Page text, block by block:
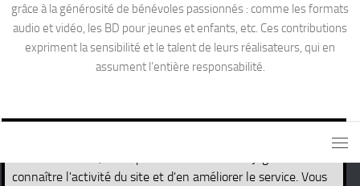
grâce à la générosité de bénévoles passionnés : comme les formats
audio et vidéo, les BD pour jeunes et enfants, etc. Ces contributions
expriment la sensibilité et le talent de leurs réalisateurs, qui en
assument l’entière responsabilité.
connaître l'activité du site et d'en améliorer le service. Vous